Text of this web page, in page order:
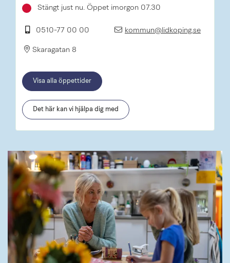
Stängt just nu. Öppet imorgon 07.30
0510-77 00 00 kommun@lidkoping.se
Skaragatan 8
Visa alla öppettider
Det här kan vi hjälpa dig med